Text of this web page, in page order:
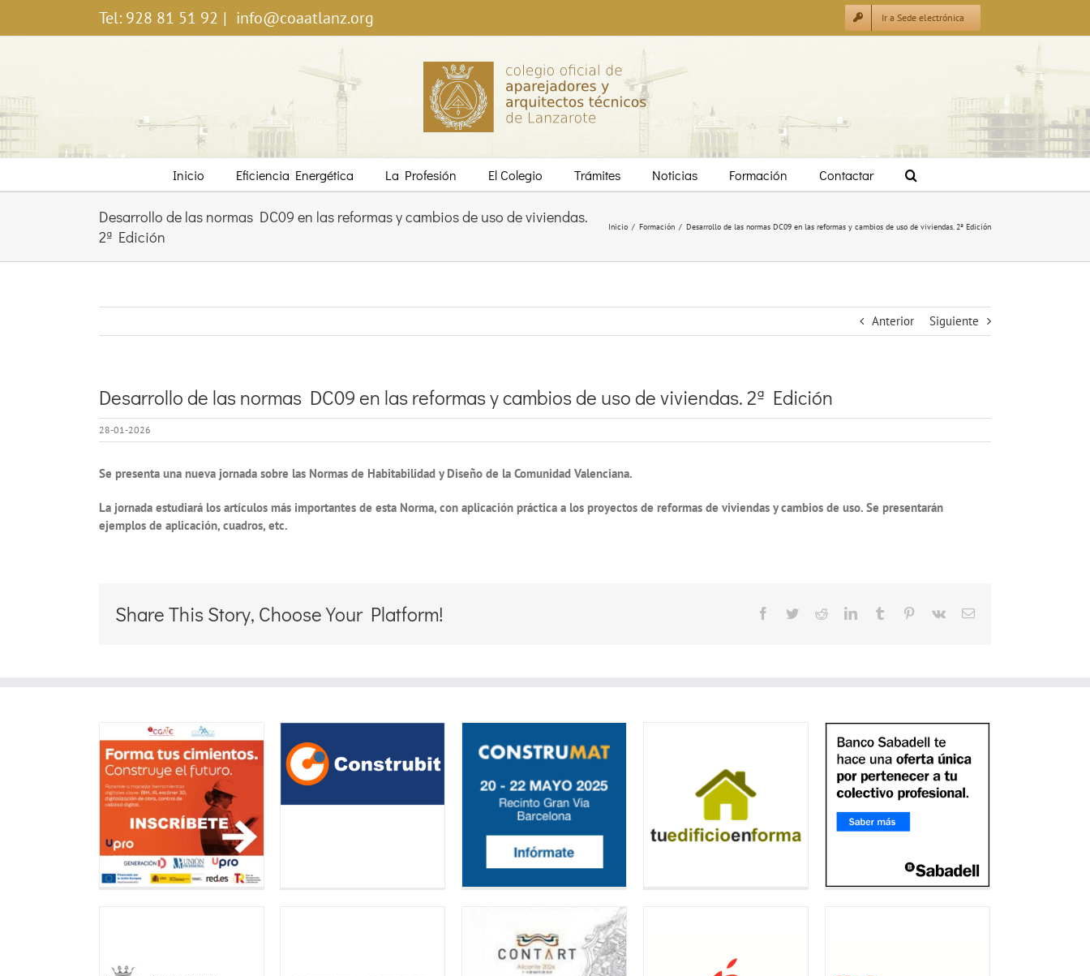
Tel: 928 81 51 92 | info@coaatlanz.org Ir a Sede electrónica
Inicio Eficiencia Energética La Profesión El Colegio Trámites Noticias Formación Contactar
Desarrollo de las normas DC09 en las reformas y cambios de uso de viviendas.
2ª Edición
Inicio / Formación / Desarrollo de las normas DC09 en las reformas y cambios de uso de viviendas. 2ª Edición
Anterior Siguiente
Desarrollo de las normas DC09 en las reformas y cambios de uso de viviendas. 2ª Edición
28-01-2026
Se presenta una nueva jornada sobre las Normas de Habitabilidad y Diseño de la Comunidad Valenciana.
La jornada estudiará los artículos más importantes de esta Norma, con aplicación práctica a los proyectos de reformas de viviendas y cambios de uso. Se presentarán
ejemplos de aplicación, cuadros, etc.
Share This Story, Choose Your Platform! Facebook
TwitterRedditLinkedInTumblr Pinterest
Vk
Correo